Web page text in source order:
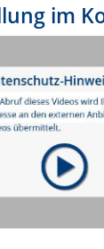
im